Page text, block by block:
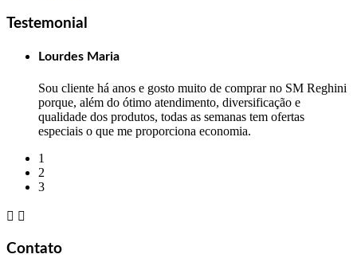
Testemonial
Lourdes Maria
Sou cliente há anos e gosto muito de comprar no SM Reghini
porque, além do ótimo atendimento, diversificação e
qualidade dos produtos, todas as semanas tem ofertas
especiais o que me proporciona economia.
1
2
3
 
Contato